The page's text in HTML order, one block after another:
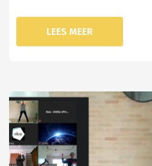
LEES MEER